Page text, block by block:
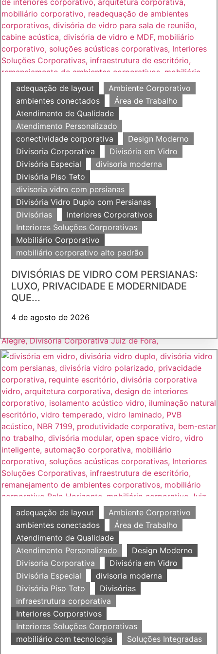
adequação de layout
Ambiente Corporativo
ambientes conectados
Área de Trabalho
Atendimento de Qualidade
Atendimento Personalizado
conectividade corporativa
Design Moderno
Divisoria Corporativa
Divisória em Vidro
Divisória Especial
divisoria moderna
Divisória Piso Teto
divisoria vidro com persianas
Divisória Vidro Duplo com Persianas
Divisórias
Interiores Corporativos
Interiores Soluções Corporativas
Mobiliário Corporativo
mobiliário corporativo alto padrão
DIVISÓRIAS DE VIDRO COM PERSIANAS:
LUXO, PRIVACIDADE E MODERNIDADE
QUE...
4 de agosto de 2026
adequação de layout
Ambiente Corporativo
ambientes conectados
Área de Trabalho
Atendimento de Qualidade
Atendimento Personalizado
Design Moderno
Divisoria Corporativa
Divisória em Vidro
Divisória Especial
divisoria moderna
Divisória Piso Teto
Divisórias
infraestrutura corporativa
Interiores Corporativos
Interiores Soluções Corporativas
mobiliário com tecnologia
Soluções Integradas